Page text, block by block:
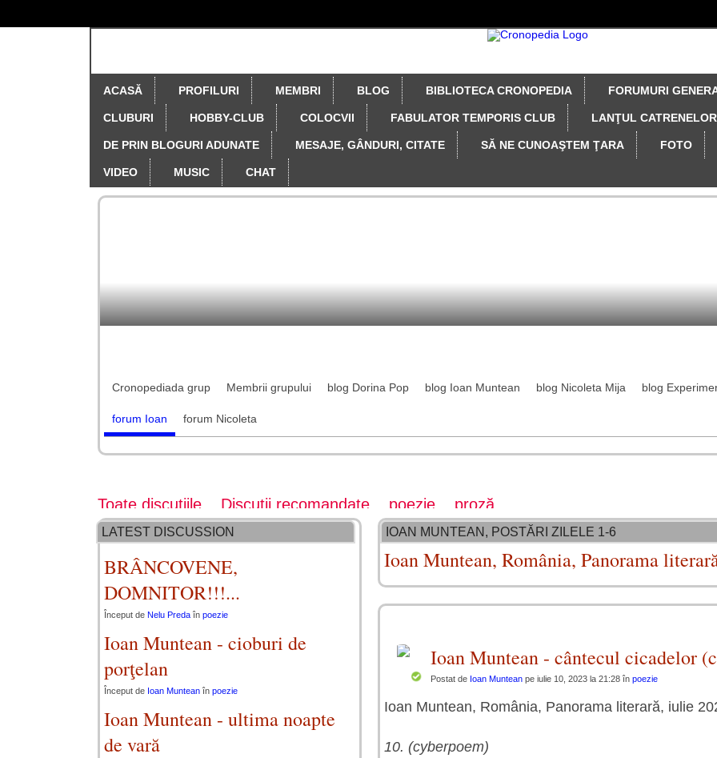
ACASĂ PROFILURI MEMBRI BLOG BIBLIOTECA CRONOPEDIA FORUMURI
CLUBURI HOBBY-CLUB COLOCVII FABULATOR TEMPORIS CLUB LANŢUL CATRENELOR
DE PRIN BLOGURI ADUNATE MESAJE, GÂNDURI, CITATE SĂ NE CUNOAŞTEM ŢARA FOTO
VIDEO MUSIC CHAT
Cronopediada grup Membrii grupului blog Dorina Pop blog Ioan Muntean blog Nicoleta Mija blog
forum Ioan forum Nicoleta
Toate discuțiile Discuții recomandate poezie proză
IOAN MUNTEAN, POSTĂRI ZILELE 1-6
Ioan Muntean, România, Panorama
Ioan Muntean - cântecul cicadelor
Postat de Ioan Muntean pe iulie 10, 2023 la 21:28 în poezie
Ioan Muntean, România, Panorama literară, iulie
10. (cyberpoem)
LATEST DISCUSSION
BRÂNCOVENE,
DOMNITOR!!!...
Început de Nelu Preda în poezie
Ioan Muntean - cioburi de
porţelan
Început de Ioan Muntean în poezie
Ioan Muntean - ultima noapte
de vară